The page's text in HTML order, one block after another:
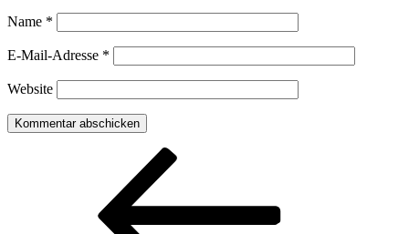
Name *
E-Mail-Adresse *
Website
Beitragsnavigation